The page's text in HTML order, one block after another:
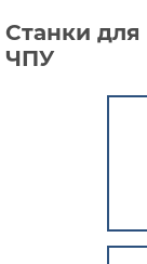
Станки для
ЧПУ